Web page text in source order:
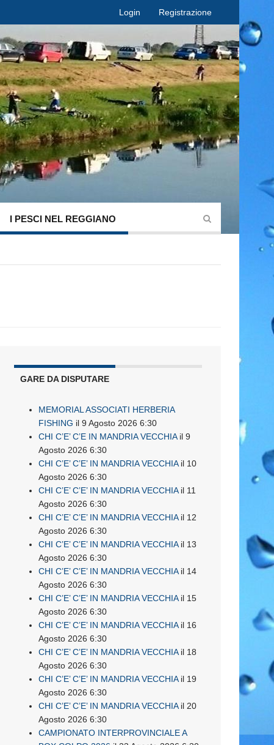
Login Registrazione
I PESCI NEL REGGIANO
GARE DA DISPUTARE
MEMORIAL ASSOCIATI HERBERIA
FISHING il 9 Agosto 2026 6:30
CHI C’E’ C’E IN MANDRIA VECCHIAil 9
Agosto 2026 6:30
CHI C’E’ C’E’ IN MANDRIA VECCHIAil 10
Agosto 2026 6:30
CHI C’E’ C’E’ IN MANDRIA VECCHIAil 11
Agosto 2026 6:30
CHI C’E’ C’E’ IN MANDRIA VECCHIAil 12
Agosto 2026 6:30
CHI C’E’ C’E’ IN MANDRIA VECCHIAil 13
Agosto 2026 6:30
CHI C’E’ C’E’ IN MANDRIA VECCHIAil 14
Agosto 2026 6:30
CHI C’E’ C’E’ IN MANDRIA VECCHIAil 15
Agosto 2026 6:30
CHI C’E’ C’E’ IN MANDRIA VECCHIAil 16
Agosto 2026 6:30
CHI C’E’ C’E’ IN MANDRIA VECCHIAil 18
Agosto 2026 6:30
CHI C’E’ C’E’ IN MANDRIA VECCHIAil 19
Agosto 2026 6:30
CHI C’E’ C’E’ IN MANDRIA VECCHIAil 20
Agosto 2026 6:30
CAMPIONATO INTERPROVINCIALE A